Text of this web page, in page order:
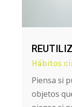
Hábitos
Piensa si
objetos